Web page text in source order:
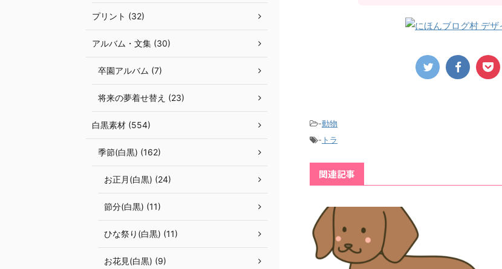
-動物
- トラ
関連記事
プリント (32)
アルバム・文集 (30)
卒園アルバム (7)
将来の夢着せ替え (23)
白黒素材 (554)
季節(白黒) (162)
お正月(白黒) (24)
節分(白黒) (11)
ひな祭り(白黒) (11)
お花見(白黒) (9)